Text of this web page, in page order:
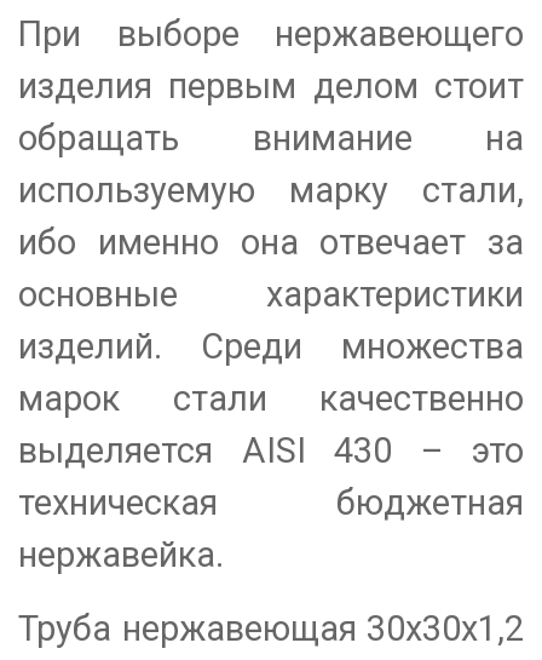
При выборе нержавеющего
изделия первым делом стоит
обращать внимание на
используемую марку стали,
ибо именно она отвечает за
основные характеристики
изделий. Среди множества
марок стали качественно
выделяется AISI 430 – это
техническая бюджетная
нержавейка.
Труба нержавеющая 30х30х1,2